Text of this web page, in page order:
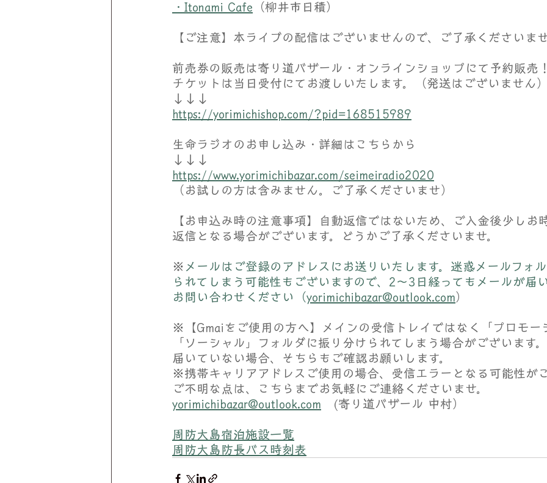
・Itonami Cafe （柳井市日積）
【ご注意】本ライブの配信はございませんので、ご了承くださいま
前売券の販売は寄り道バザール・オンラインショップにて予約販売
チケットは当日受付にてお渡しいたします。（発送はございません
↓↓↓
https://yorimichishop.com/?pid=168515989
生命ラジオのお申し込み・詳細はこちらから
↓↓↓
https://www.yorimichibazar.com/seimeiradio2020
（お試しの方は含みません。ご了承くださいませ）
【お申込み時の注意事項】自動返信ではないため、ご入金後少しお
返信となる場合がございます。どうかご了承くださいませ。
※ メールはご登録のアドレスにお送りいたします。迷惑メールフォ
られてしまう可能性もございますので、2〜3日経ってもメールが届
お問い合わせください（yorimichibazar@outlook.com ）
※【Gmaiをご使用の方へ】メインの受信トレイではなく「プロモー
「ソーシャル」フォルダに振り分けられてしまう場合がございます
届いていない場合、そちらもご確認お願いします。
※携帯キャリアアドレスご使用の場合、受信エラーとなる可能性が
ご不明な点は、こちらまでお気軽にご連絡くださいませ。
yorimichibazar@outlook.com (寄り道バザール 中村）
周防大島宿泊施設一覧
​周防大島防長バス時刻表